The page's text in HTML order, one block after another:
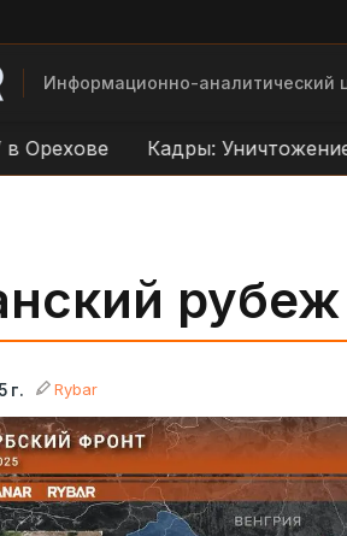
Информационно-аналитический
Кадры: Уничтожение
рубеж
г. Rybar